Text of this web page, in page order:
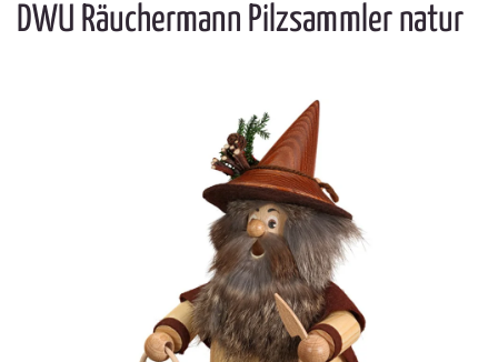
DWU Räuchermann Pilzsammler natur